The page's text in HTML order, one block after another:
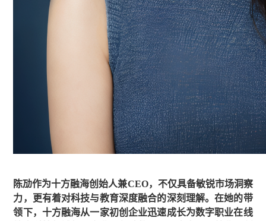
陈劢作为十方融海创始人兼CEO，不仅具备敏锐市场洞察
力，更有着对科技与教育深度融合的深刻理解。在她的带
领下，十方融海从一家初创企业迅速成长为数字职业在线